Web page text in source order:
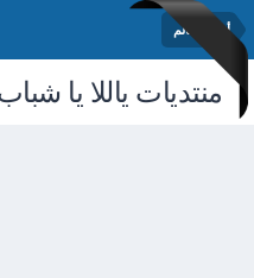
أخبار العالم
منتديات ياللا يا شباب